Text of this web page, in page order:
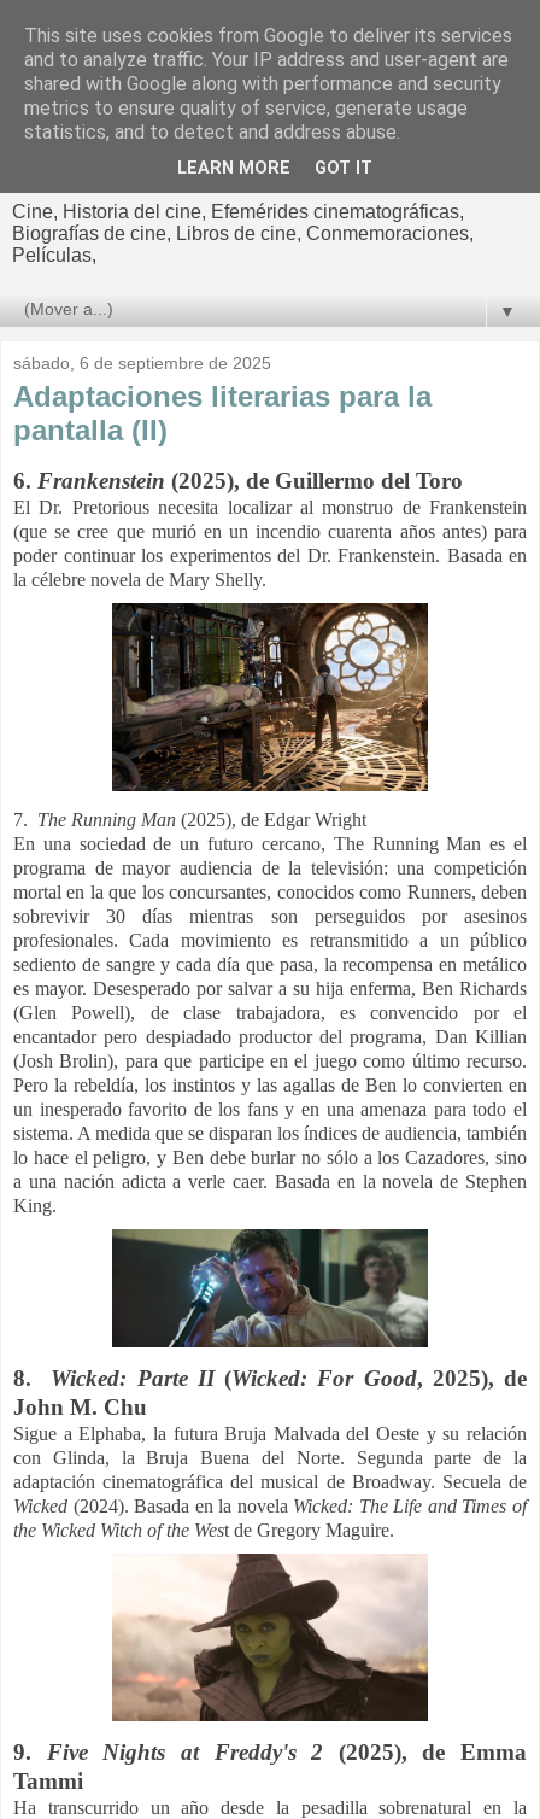
El cultural
cinematográfico de Jorge
Cine, Historia del cine, Efemérides cinematográficas,
Biografías de cine, Libros de cine, Conmemoraciones,
Películas,
▼
sábado, 6 de septiembre de 2025
Adaptaciones literarias para la
pantalla (II)
6. Frankenstein (2025), de Guillermo del Toro
El Dr. Pretorious necesita localizar al monstruo de Frankenstein
(que se cree que murió en un incendio cuarenta años antes) para
poder continuar los experimentos del Dr. Frankenstein. Basada en
la célebre novela de Mary Shelly.
7. The Running Man (2025), de Edgar Wright
En una sociedad de un futuro cercano, The Running Man es el
programa de mayor audiencia de la televisión: una competición
mortal en la que los concursantes, conocidos como Runners, deben
sobrevivir 30 días mientras son perseguidos por asesinos
profesionales. Cada movimiento es retransmitido a un público
sediento de sangre y cada día que pasa, la recompensa en metálico
es mayor. Desesperado por salvar a su hija enferma, Ben Richards
(Glen Powell), de clase trabajadora, es convencido por el
encantador pero despiadado productor del programa, Dan Killian
(Josh Brolin), para que participe en el juego como último recurso.
Pero la rebeldía, los instintos y las agallas de Ben lo convierten en
un inesperado favorito de los fans y en una amenaza para todo el
sistema. A medida que se disparan los índices de audiencia, también
lo hace el peligro, y Ben debe burlar no sólo a los Cazadores, sino
a una nación adicta a verle caer. Basada en la novela de Stephen
King.
8. Wicked: Parte II(Wicked: For Good, 2025), de
John M. Chu
Sigue a Elphaba, la futura Bruja Malvada del Oeste y su relación
con Glinda, la Bruja Buena del Norte. Segunda parte de la
adaptación cinematográfica del musical de Broadway. Secuela de
Wicked (2024).Basada en la novela Wicked: The Life and Times of
the Wicked Witch of the West de Gregory Maguire.
9. Five Nights at Freddy's 2 (2025), de Emma
Tammi
Ha transcurrido un año desde la pesadilla sobrenatural en la
This site uses cookies from Google to deliver its services
and to analyze traffic. Your IP address and user-agent are
shared with Google along with performance and security
metrics to ensure quality of service, generate usage
statistics, and to detect and address abuse.
LEARN MORE GOT IT